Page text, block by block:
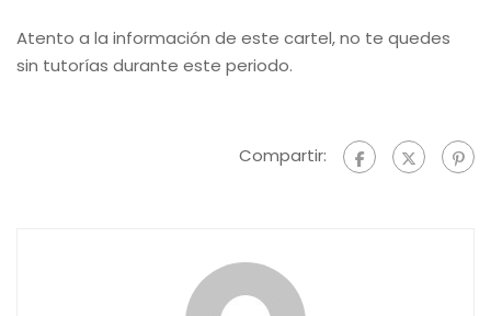
Atento a la información de este cartel, no te quedes
sin tutorías durante este periodo.
Compartir: